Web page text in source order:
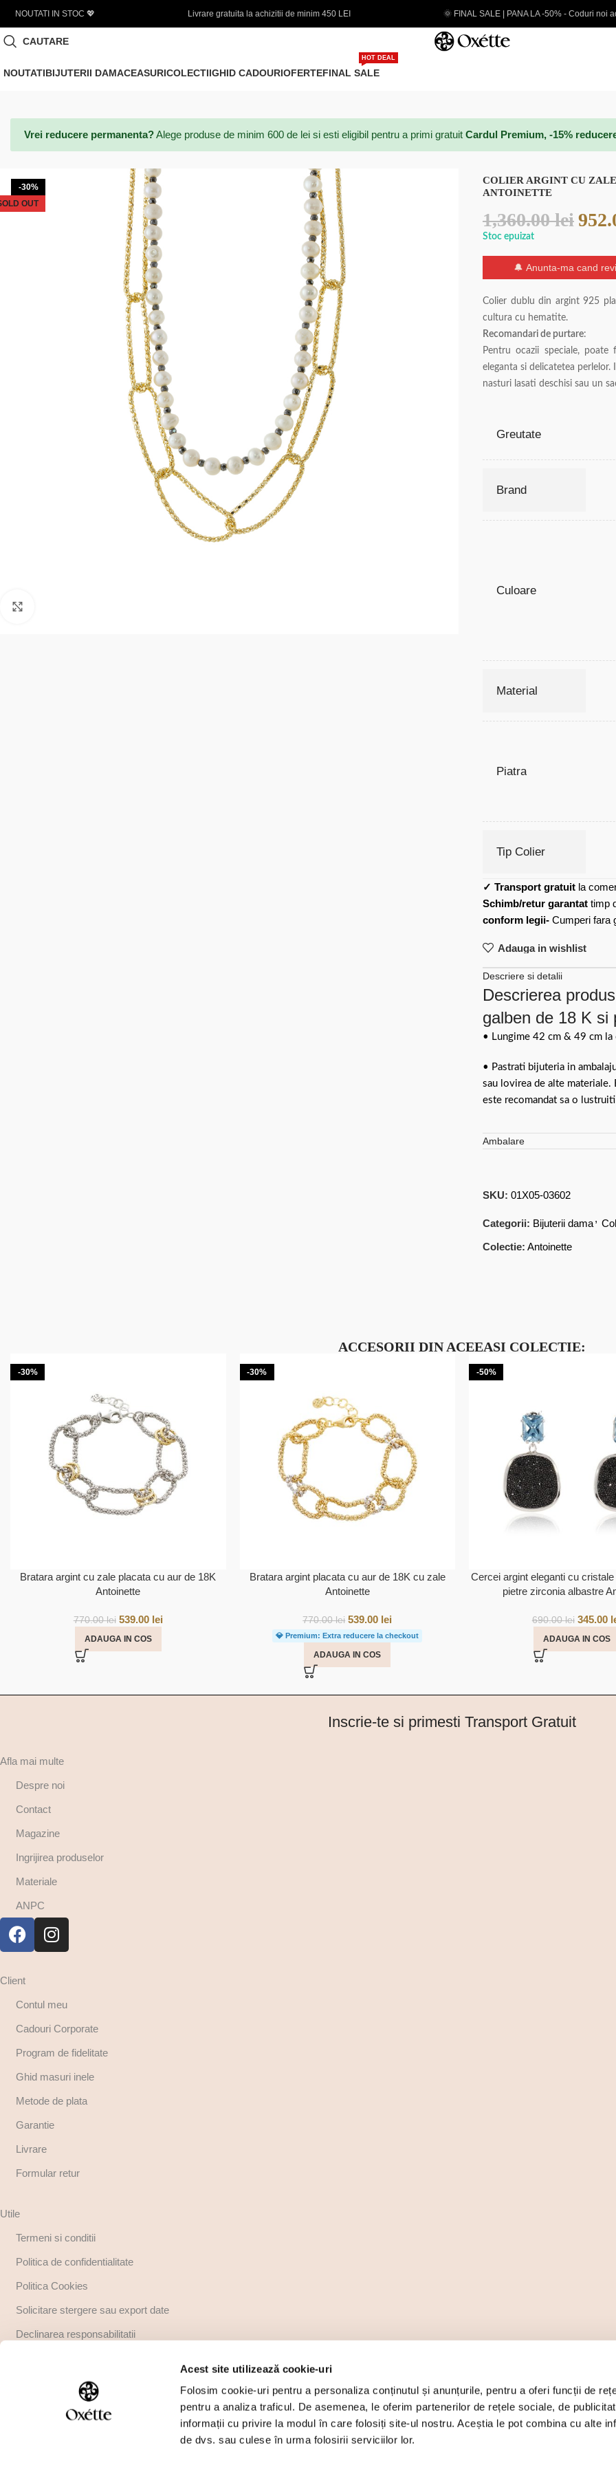
Acest site utilizează cookie-uri
Folosim cookie-uri pentru a personaliza conținutul și anunțurile, pentru a oferi funcții de
pentru a analiza traficul. De asemenea, le oferim partenerilor de rețele sociale, de
informații cu privire la modul în care folosiți site-ul nostru. Aceștia le pot combina cu alte
de dvs. sau culese în urma folosirii serviciilor lor.
Livrare gratuita la achizitii de minim 450 LEI 🌞 FINAL SALE | PANA LA -50% - Coduri noi adaugate
CAUTARE
NOUTATIBIJUTERII DAMACEASURICOLECTIIGHID CADOURIOFERTEFINAL SALE
HOT DEAL
Vrei reducere permanenta?Alege produse de minim 600 de lei si esti eligibil pentru a primi gratuit Cardul Premium, -15%
-30%
OUT
COLIER ARGINT CU
ANTOINETTE
1,360.00lei
Stoc epuizat
🔔 Anunta-ma cand
Colier dublu din argint 925
cultura cu hematite.
Recomandari de purtare:
Pentru ocazii speciale,
eleganta si delicatetea
nasturi lasati deschisi sau un
Greutate
Brand
Culoare
Material
Piatra
Tip Colier
✓ Transport gratuit la
Schimb/retur garantat timp
conform legii- Cumperi fara
Adauga in wishlist
Descriere si detalii
Descrierea
galben de 18 K si
• Lungime 42 cm & 49 cm la
• Pastrati bijuteria in
sau lovirea de alte
este recomandat sa o
Ambalare
SKU: 01X05-03602
Categorii: Bijuterii dama,
Colectie: Antoinette
ACCESORII DIN ACEEASI COLECTIE:
-30%
Bratara argint cu zale placata cu aur de 18K
Antoinette
770.00lei 539.00 lei
ADAUGA IN COS
-30%
Bratara argint placata cu aur de 18K cu zale
Antoinette
770.00lei 539.00 lei
💎 Premium: Extra reducere la checkout
ADAUGA IN COS
-50%
Cercei argint eleganti cu
pietre zirconia albastre
690.00lei 345.00
ADAUGA IN COS
Inscrie-te si primesti Transport Gratuit
Afla mai multe
Despre noi
Contact
Magazine
Ingrijirea produselor
Materiale
ANPC
Client
Contul meu
Cadouri Corporate
Program de fidelitate
Ghid masuri inele
Metode de plata
Garantie
Livrare
Formular retur
Utile
Termeni si conditii
Politica de confidentialitate
Politica Cookies
Solicitare stergere sau export date
Declinarea responsabilitatii
Regulamente promotii